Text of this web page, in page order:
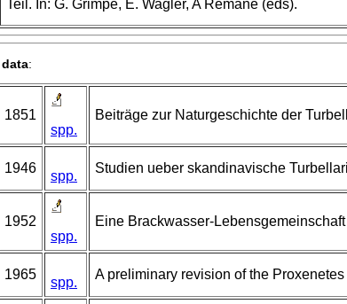
Teil. In: G. Grimpe, E. Wagler, A Remane (eds).
data:
1851
spp.
Beiträge zur Naturgeschichte der
1946
spp.
Studien ueber skandinavische
1952
spp.
Eine Brackwasser-
1965
spp.
A preliminary revision of the